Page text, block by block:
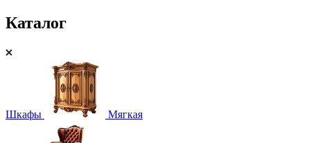
Каталог
Шкафы Мягкая